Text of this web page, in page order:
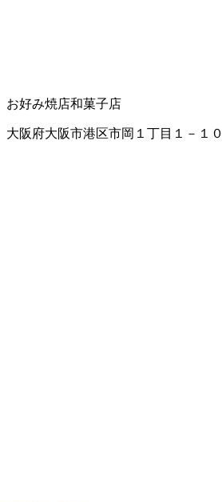
お好み焼店和菓子店
大阪府大阪市港区市岡１丁目１－１０